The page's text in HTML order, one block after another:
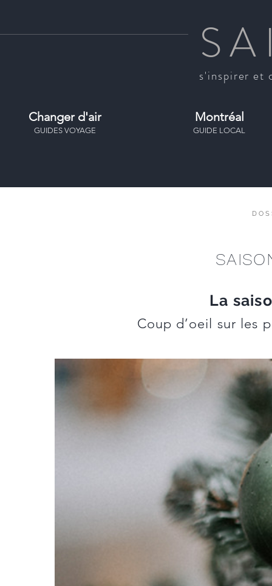
s'inspirer et
Changer d'air Montréal
GUIDE LOCAL
GUIDES VOYAGE
La
Coup d’oeil sur les